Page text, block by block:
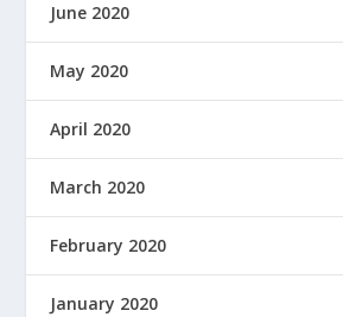
June 2020
May 2020
April 2020
March 2020
February 2020
January 2020